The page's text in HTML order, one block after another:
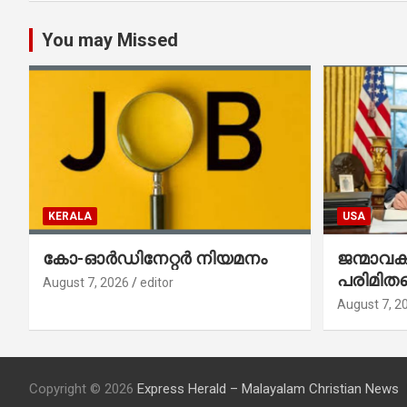
You may Missed
KERALA
കോ-ഓർഡിനേറ്റർ നിയമനം
August 7, 2026 editor
USA
രണ്ട്
August 7,
Copyright © 2026 Express Herald – Malayalam Christian News